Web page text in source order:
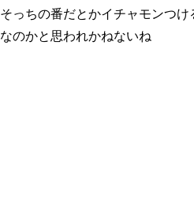
そっちの番だとかイチャモンつ
なのかと思われかねないね